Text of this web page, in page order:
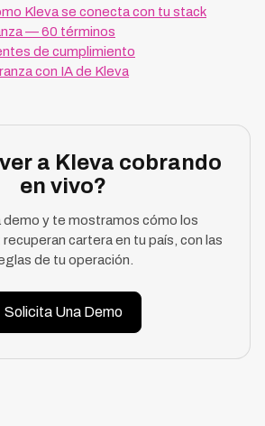
Kleva se conecta con tu stack
— 60 términos
de cumplimiento
con IA de Kleva
a Kleva cobrando
en vivo?
demo y te mostramos cómo los
cartera en tu país, con las
de tu operación.
Solicita Una Demo